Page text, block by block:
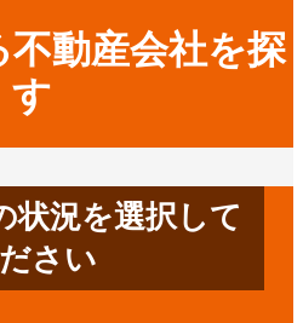
動産会社を探
す
状況を選択して
さい